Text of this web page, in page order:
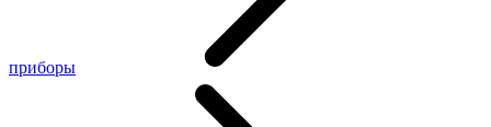
приборы